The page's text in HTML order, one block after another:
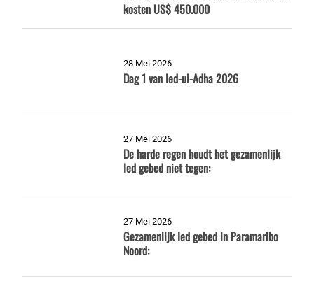
kosten US$ 450.000
28 Mei 2026
Dag 1 van Ied-ul-Adha 2026
27 Mei 2026
De harde regen houdt het gezamenlijk
Ied gebed niet tegen:
27 Mei 2026
Gezamenlijk Ied gebed in Paramaribo
Noord: